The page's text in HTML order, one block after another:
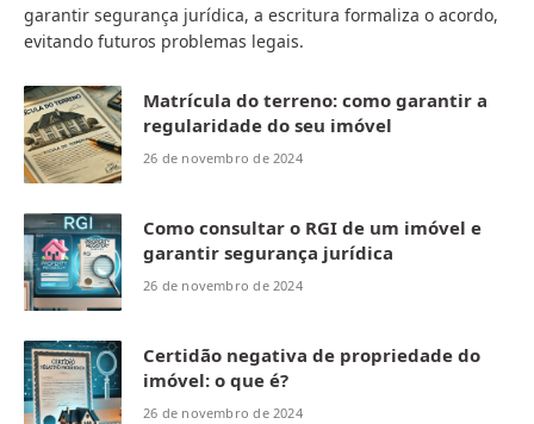
garantir segurança jurídica, a escritura formaliza o acordo,
evitando futuros problemas legais.
Matrícula do terreno: como garantir a
regularidade do seu imóvel
26 de novembro de 2024
Como consultar o RGI de um imóvel e
garantir segurança jurídica
26 de novembro de 2024
Certidão negativa de propriedade do
imóvel: o que é?
26 de novembro de 2024